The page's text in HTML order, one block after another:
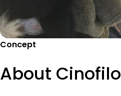
Concept
About Cinofilo